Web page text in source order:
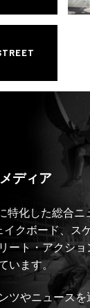
ディア
特化した総合
クボード、ス
ート・アクシ
います。
ツやニュース